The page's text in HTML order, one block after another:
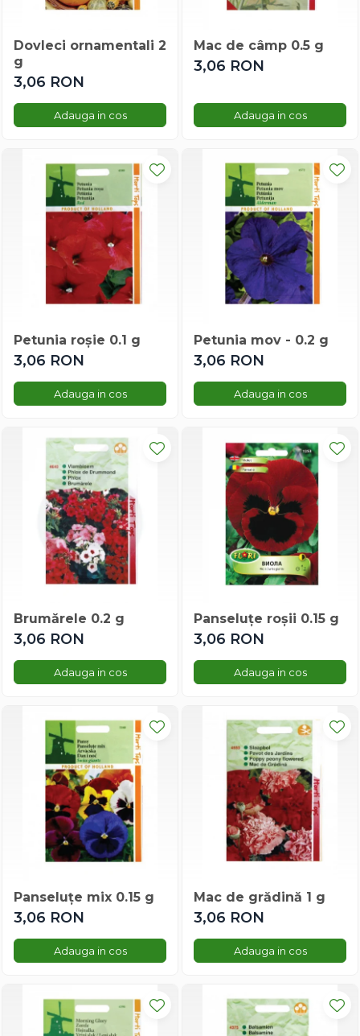
Mimulus
Mina Lobata
Mix Flori De Vara
Musetel
Mustar
Nemtisor
Palmier
Papucul Doamnei
Pasarea Paradisului
Pasiflora
Physalis
Plante Cataratoare
Pufuleti
Ricin
Salpiglosis
Saraturica
Sporul Casei
Sporul Casei
Sunatoare
Thunbergia
Tufanica
Turbanul Turcului
Varza Decorativa
Vinca
Vinete Decorative
Busuioc
Castraveti
Cimbru
Dovleac/dovlecel
Leustean
Spanac
Tomate
Vinete
Vinete
Legume și fructe
Busuioc
Dovleci ornamentali 2
g
3,06 RON
Adauga in cos
Mac de câmp 0.5 g
3,06 RON
Adauga in cos
Petunia roșie 0.1 g
3,06 RON
Adauga in cos
Petunia mov - 0.2 g
3,06 RON
Adauga in cos
Brumărele 0.2 g
3,06 RON
Adauga in cos
Panseluțe roșii 0.15 g
3,06 RON
Adauga in cos
Panseluțe mix 0.15 g
3,06 RON
Adauga in cos
Mac de grădină 1 g
3,06 RON
Adauga in cos